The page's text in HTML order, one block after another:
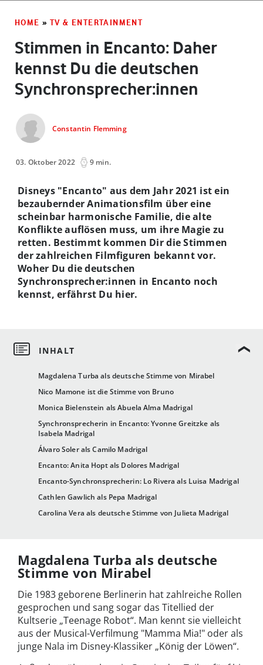
HOME » TV & ENTERTAINMENT
Stimmen in Encanto: Daher
kennst Du die deutschen
Synchronsprecher:innen
Constantin Flemming
03. Oktober 2022 9 min.
Magdalena Turba als deutsche Stimme von Mirabel
Nico Mamone ist die Stimme von Bruno
Monica Bielenstein als Abuela Alma Madrigal
Synchronsprecherin in Encanto: Yvonne Greitzke als
Isabela Madrigal
Álvaro Soler als Camilo Madrigal
Encanto: Anita Hopt als Dolores Madrigal
Encanto-Synchronsprecherin: Lo Rivera als Luisa Madrigal
Cathlen Gawlich als Pepa Madrigal
Carolina Vera als deutsche Stimme von Julieta Madrigal
Disneys "Encanto" aus dem Jahr 2021 ist ein
bezaubernder Animationsfilm über eine
scheinbar harmonische Familie, die alte
Konflikte auflösen muss, um ihre Magie zu
retten. Bestimmt kommen Dir die Stimmen
der zahlreichen Filmfiguren bekannt vor.
Woher Du die deutschen
Synchronsprecher:innen in Encanto noch
kennst, erfährst Du hier.
Magdalena Turba als deutsche
Stimme von Mirabel
Die 1983 geborene Berlinerin hat zahlreiche Rollen
gesprochen und sang sogar das Titellied der
Kultserie „Teenage Robot“. Man kennt sie vielleicht
aus der Musical-Verfilmung "Mamma Mia!" oder als
junge Nala im Disney-Klassiker „König der Löwen“.